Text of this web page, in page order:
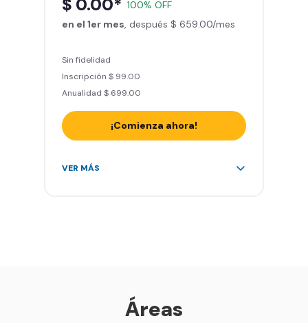
línea) en la app
Acceso a todas las áreas de peso
100% OFF
en el 1er mes , después $ 659.00/mes
Sin fidelidad
Inscripción $ 99.00
Anualidad $ 699.00
¡Comienza ahora!
Acceso ilimitado a + 2.000
Smart Fit GO (entrenamientos en
línea) en la app
VER MÁS
Áreas